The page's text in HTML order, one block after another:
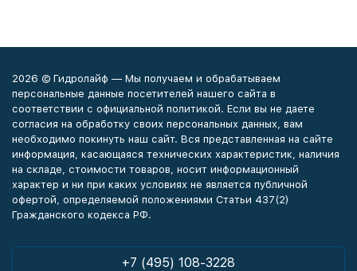
2026 © Гидролайф — Мы получаем и обрабатываем
персональные данные посетителей нашего сайта в
соответствии с официальной политикой. Если вы не даете
согласия на обработку своих персональных данных, вам
необходимо покинуть наш сайт. Вся представленная на сайте
информация, касающаяся технических характеристик, наличия
на складе, стоимости товаров, носит информационный
характер и ни при каких условиях не является публичной
офертой, определяемой положениями Статьи 437(2)
Гражданского кодекса РФ.
+7 (495) 108-3228